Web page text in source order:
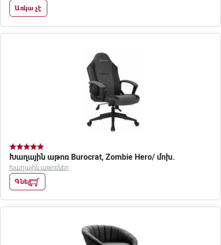
Առկա չէ
Խաղային աթոռ Burocrat, Zombie Hero/ մոխ.
Խաղային աթոռներ
Գնել